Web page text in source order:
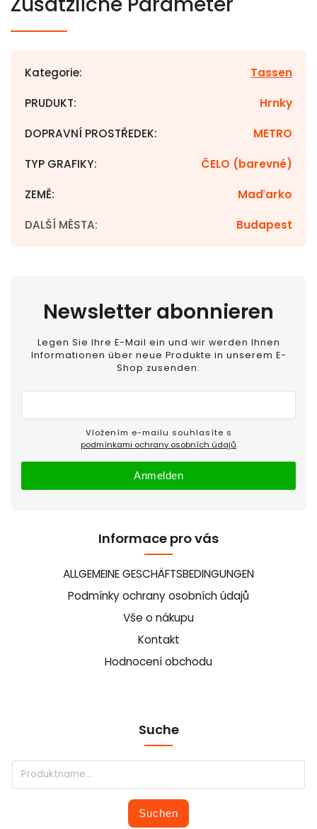
Kategorie: Tassen
PRUDUKT: Hrnky
DOPRAVNÍ PROSTŘEDEK: METRO
TYP GRAFIKY: ČELO (barevné)
ZEMĚ: Maďarko
DALŠÍ MĚSTA: Budapest
Informace pro vás
ALLGEMEINE GESCHÄFTSBEDINGUNGEN
Podmínky ochrany osobních údajů
Vše o nákupu
Kontakt
Hodnocení obchodu
Newsletter abonnieren
Legen Sie Ihre E-Mail ein und wir werden Ihnen
Informationen über neue Produkte in unserem E-
Shop zusenden.
podmínkami ochrany osobních údajů
Anmelden
Suche
Suchen